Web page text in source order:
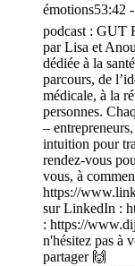
émotions53:42
podcast : GUT
par Lisa et
dédiée à la
parcours, de
médicale, à la
personnes.
–
intuition pour
rendez-vous
vous, à
https://
sur LinkedIn :
: https://
n'hésitez pas à
partager 🙌